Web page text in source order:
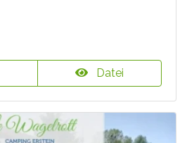
Datei